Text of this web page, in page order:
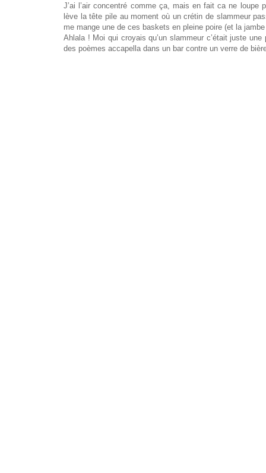
J’ai l’air concentré comme ça, mais en fait ca ne loupe
lève la tête pile au moment où un crétin de slammeur
me mange une de ces baskets en pleine poire (et la
Ahlala ! Moi qui croyais qu’un slammeur c’était juste une
des poèmes accapella dans un bar contre un verre de